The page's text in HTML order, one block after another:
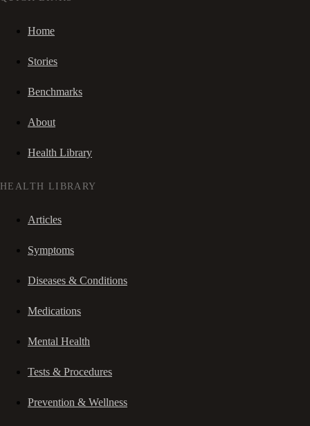
Home
Stories
Benchmarks
About
Health Library
HEALTH LIBRARY
Articles
Symptoms
Diseases & Conditions
Medications
Mental Health
Tests & Procedures
Prevention & Wellness